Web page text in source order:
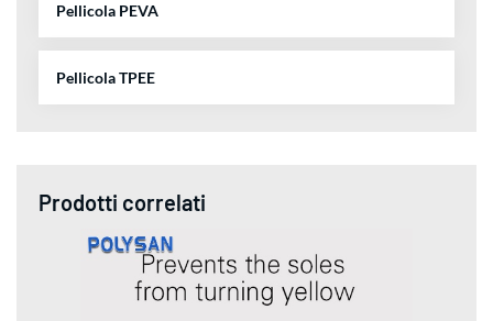
Pellicola PEVA
Pellicola TPEE
Prodotti correlati